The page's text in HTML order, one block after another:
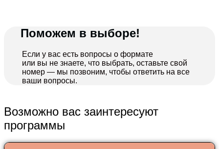
Поможем в выборе!
Если у вас есть вопросы о формате
или вы не знаете, что выбрать, оставьте свой
номер — мы позвоним, чтобы ответить на все
ваши вопросы.
Возможно вас заинтересуют
программы